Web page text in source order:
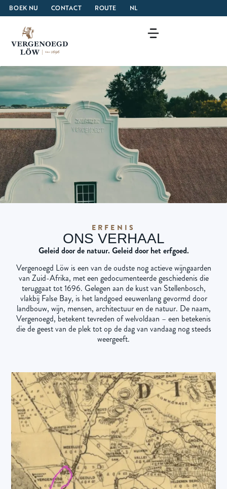
BOEK NU CONTACT ROUTE NL
ERFENIS
ONS VERHAAL
Geleid door de natuur. Geleid door het erfgoed.
Vergenoegd Löw is een van de oudste nog actieve wijngaarden
van Zuid-Afrika, met een gedocumenteerde geschiedenis die
teruggaat tot 1696. Gelegen aan de kust van Stellenbosch,
vlakbij False Bay, is het landgoed eeuwenlang gevormd door
landbouw, wijn, mensen, architectuur en de natuur. De naam,
Vergenoegd, betekent tevreden of welvoldaan – een betekenis
die de geest van de plek tot op de dag van vandaag nog steeds
weergeeft.